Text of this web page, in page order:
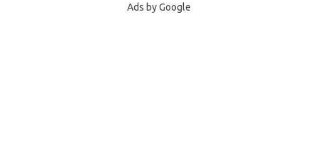
Ads by Google